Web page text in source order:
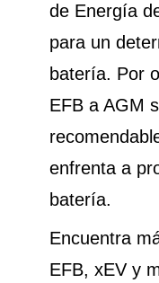
de Energía
para un
batería. Por
EFB a AGM
enfrenta a
batería.
Encuentra
EFB, xEV y